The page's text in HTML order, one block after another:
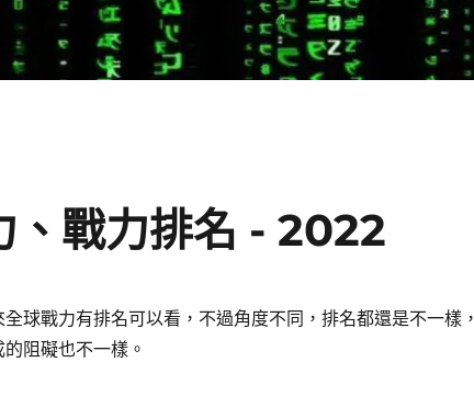
、戰力排名 - 2022
全球戰力有排名可以看，不過角度不同，排名都還是不一樣
的阻礙也不一樣。